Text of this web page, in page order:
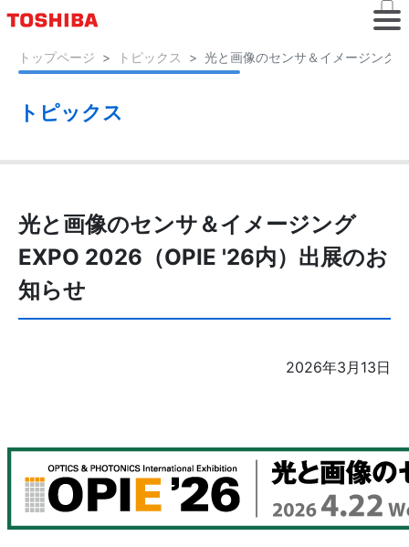
トップページ トピックス 光と画像のセンサ＆イメージング
トピックス
光と画像のセンサ＆イメージング
EXPO 2026（OPIE '26内）出展のお
知らせ
2026年3月13日